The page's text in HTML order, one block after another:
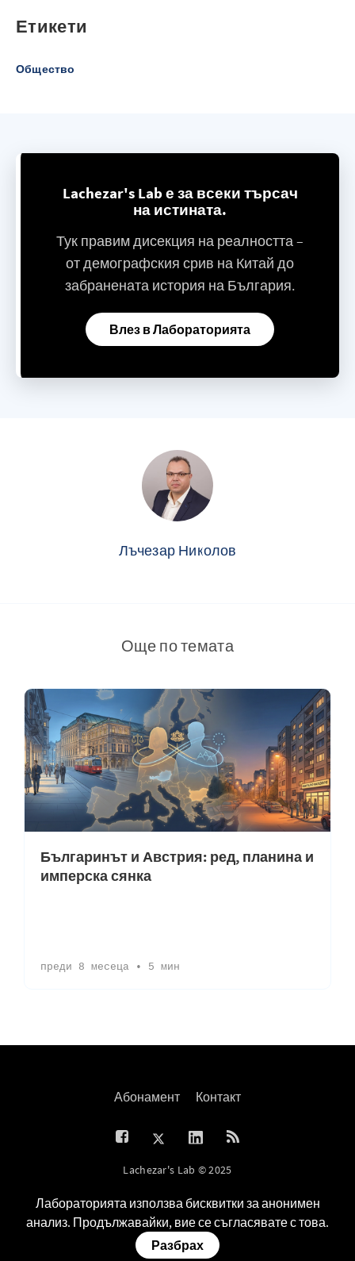
Лабораторията използва бисквитки за анонимен
анализ. Продължавайки, вие се съгласявате с това.
Разбрах
Етикети
Общество
Lachezar's Lab е за всеки търсач
на истината.
Тук правим дисекция на реалността –
от демографския срив на Китай до
забранената история на България.
Влез в Лабораторията
Лъчезар Николов
Още по темата
Българинът и Австрия: ред, планина и
имперска сянка
преди 8 месеца • 5 мин
Абонамент Контакт
Lachezar's Lab © 2025